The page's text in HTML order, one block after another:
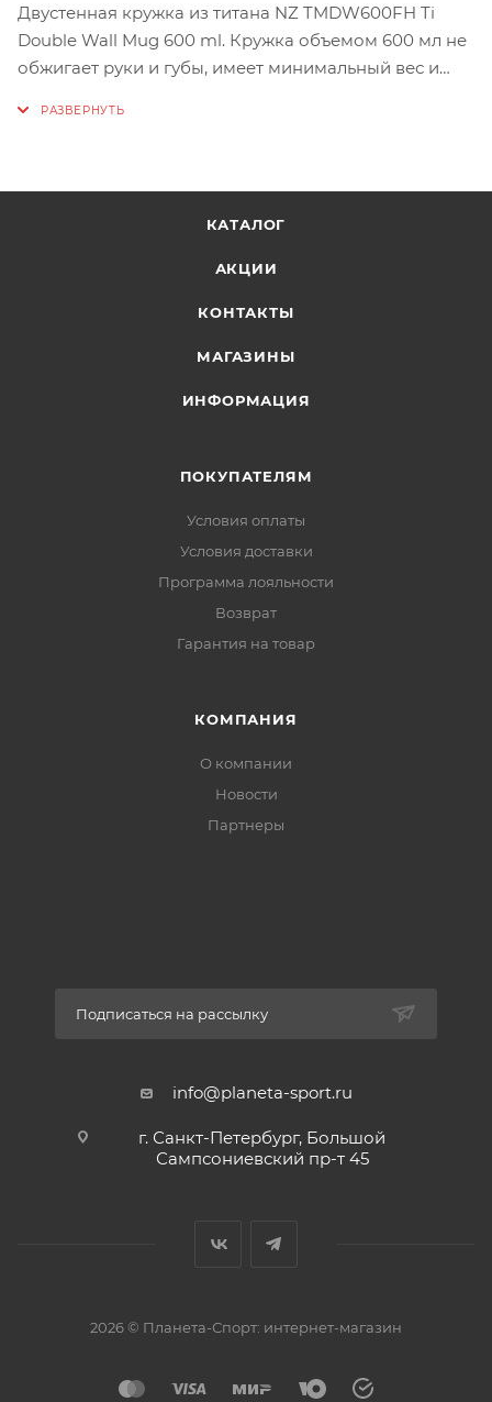
Двустенная кружка из титана NZ TMDW600FH Ti
Double Wall Mug 600 ml. Кружка объемом 600 мл не
обжигает руки и губы, имеет минимальный вес и
КАТАЛОГ
АКЦИИ
КОНТАКТЫ
МАГАЗИНЫ
ИНФОРМАЦИЯ
ПОКУПАТЕЛЯМ
Условия оплаты
Условия доставки
Программа лояльности
Возврат
Гарантия на товар
КОМПАНИЯ
О компании
Новости
Партнеры
Подписаться на рассылку
info@planeta-sport.ru
г. Санкт-Петербург, Большой
Сампсониевский пр-т 45
2026 © Планета-Спорт: интернет-магазин